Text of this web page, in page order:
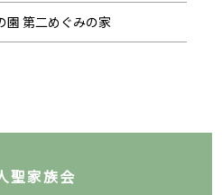
園 第二めぐみの家
聖家族会